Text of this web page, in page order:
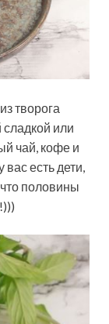
творога
или
чай, кофе и
есть дети,
что половины